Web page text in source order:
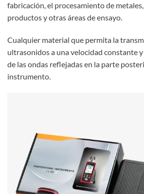
fabricación, el procesamiento de
productos y otras áreas de ensayo.
Cualquier material que permita la
ultrasonidos a una velocidad constante
de las ondas reflejadas en la parte
instrumento.